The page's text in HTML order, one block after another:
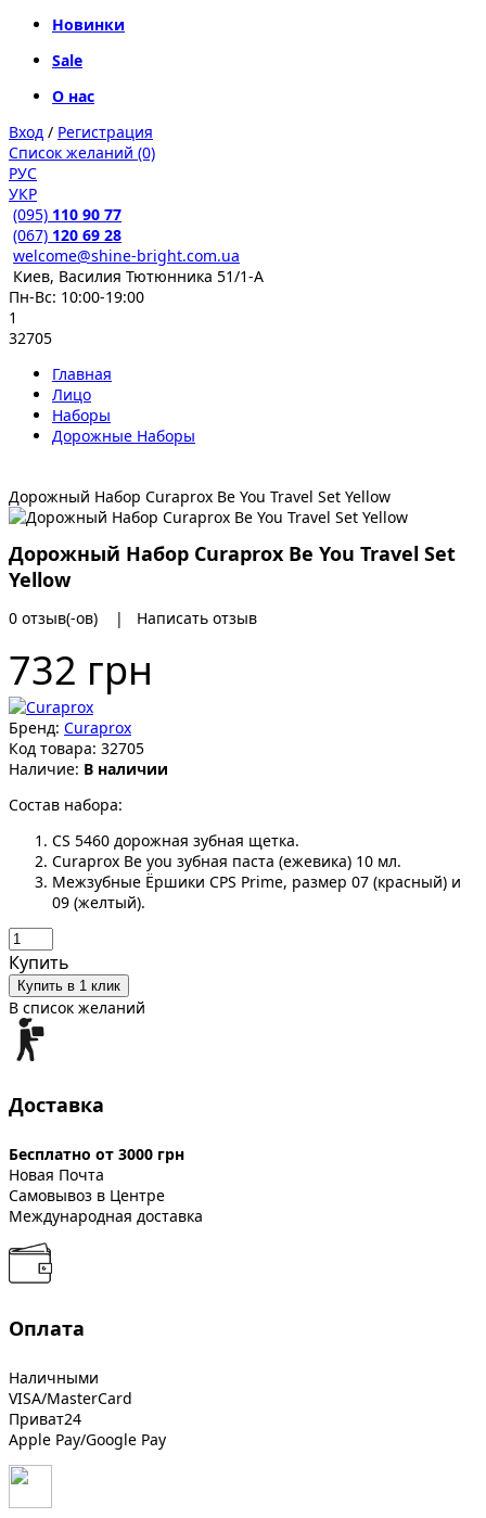
Новинки
Sale
О нас
Вход / Регистрация
Список желаний (0)
РУС
УКР
(095) 110 90 77
(067) 120 69 28
welcome@shine-bright.com.ua
Киев, Василия Тютюнника 51/1-А
Пн-Вс: 10:00-19:00
1
32705
Главная
Лицо
Наборы
Дорожные Наборы
Дорожный Набор Curaprox Be You Travel Set Yellow
Дорожный Набор Curaprox Be You Travel Set
Yellow
0 отзыв(-ов) | Написать отзыв
732 грн
Бренд: Curaprox
Код товара: 32705
Наличие: В наличии
Состав набора:
CS 5460 дорожная зубная щетка.
Curaprox Be you зубная паста (ежевика) 10 мл.
Межзубные Ёршики CPS Prime, размер 07 (красный) и
09 (желтый).
Купить
Купить в 1 клик
В список желаний
Доставка
Бесплатно от 3000 грн
Новая Почта
Самовывоз в Центре
Международная доставка
Оплата
Наличными
VISA/MasterCard
Приват24
Apple Pay/Google Pay